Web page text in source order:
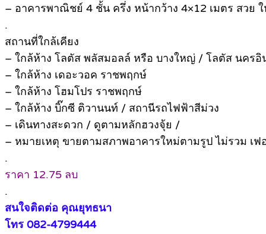
– อาคารพาณิชย์ 4 ชั้น ครึ่ง หน้ากว้าง 4×12 เมตร สวย
.
สถานที่ใกล้เคียง
– ใกล้ห้าง โลตัส พลัสมอลล์ หรือ บางใหญ่ / โลตัส นครอิ
– ใกล้ห้าง เดอะวอค ราชพฤกษ์
– ใกล้ห้าง โฮมโปร ราชพฤกษ์
– ใกล้ห้าง บิ๊กซี ติวานนท์ / สถานีรถไฟฟ้าสีม่วง
– เดินทางสะดวก / ดูตามหลักฮวงจุ้ย /
– หมายเหตุ ขายตามสภาพอาคารใหม่ตามรูป ไม่รวม เ
.
ราคา 12.75 ลบ
.
สนใจติดต่อ คุณยุทธนา
โทร 082-4799444